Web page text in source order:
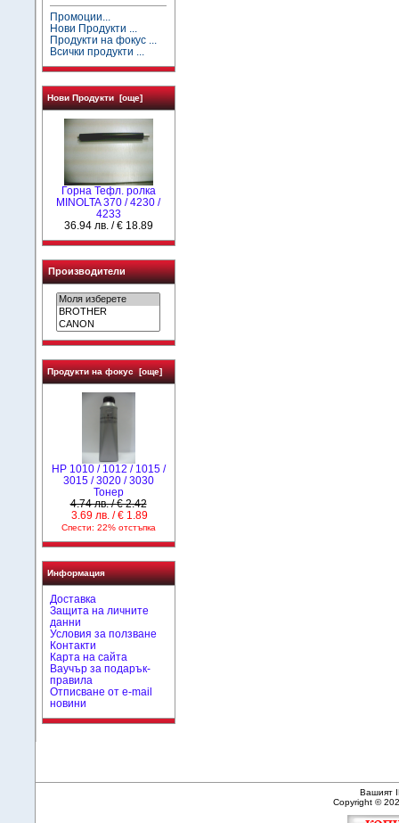
Промоции...
Нови Продукти ...
Продукти на фокус ...
Всички продукти ...
Нови Продукти [още]
Горна Тефл. ролка
MINOLTA 370 / 4230 /
4233
36.94 лв. / € 18.89
Производители
Продукти на фокус [още]
HP 1010 / 1012 / 1015 /
3015 / 3020 / 3030
Тонер
4.74 лв. / € 2.42
3.69 лв. / € 1.89
Спести: 22% отстъпка
Информация
Доставка
Защита на личните
данни
Условия за ползване
Контакти
Карта на сайта
Ваучър за подарък-
правила
Отписване от e-mail
новини
Вашият
Copyright ©